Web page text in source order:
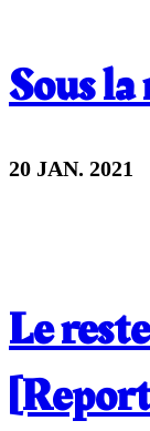
Sous
20 JAN. 2021
Le